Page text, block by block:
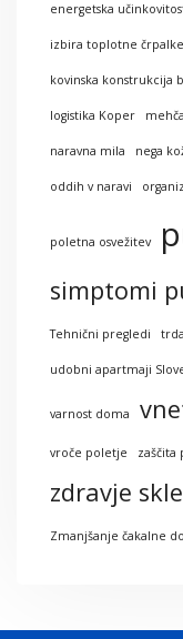
energetska
izbira toplotne črpalke
kovinska konstrukcija
logistika Koper
naravna mila nega
oddih v naravi
poletna osvežitev
simptomi
Tehnični pregledi
udobni apartmaji
varnost doma
vroče poletje zaščita
zdravje
Zmanjšanje čakalne